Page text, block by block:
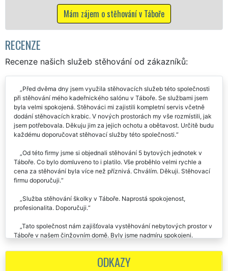
včetně víkendů a svátků bez
Mám zájem o stěhovací služby v
RECENZE
Recenze našich služeb stěhování od zákazníků:
Před dvěma dny jsem využila stěhovacích služeb této společnosti
při stěhování mého kadeřnického salónu v Táboře. Se službami jsem
byla velmi spokojená. Stěhováci mi zajistili kompletní servis včetně
dodání stěhovacích krabic. V nových prostorách my vše rozmístili, jak
jsem potřebovala. Děkuju jim za jejich ochotu a obětavost. Určitě budu
Od této firmy jsme si objednali stěhování 5 bytových jednotek v
Táboře. Co bylo domluveno to i platilo. Vše proběhlo velmi rychle a
cena za stěhování byla více než příznivá. Chválím. Děkuji. Stěhovací
Služba stěhování školky v Táboře. Naprostá spokojenost,
Tato společnost nám zajišťovala vystěhování nebytových prostor v